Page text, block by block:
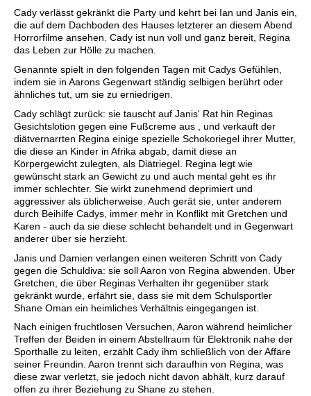
Cady verlässt gekränkt die Party und kehrt bei Ian und Janis ein,
die auf dem Dachboden des Hauses letzterer an diesem Abend
Horrorfilme ansehen. Cady ist nun voll und ganz bereit, Regina
das Leben zur Hölle zu machen.
Genannte spielt in den folgenden Tagen mit Cadys Gefühlen,
indem sie in Aarons Gegenwart ständig selbigen berührt oder
ähnliches tut, um sie zu erniedrigen.
Cady schlägt zurück: sie tauscht auf Janis' Rat hin Reginas
Gesichtslotion gegen eine Fußcreme aus , und verkauft der
diätvernarrten Regina einige spezielle Schokoriegel ihrer Mutter,
die diese an Kinder in Afrika abgab, damit diese an
Körpergewicht zulegten, als Diätriegel. Regina legt wie
gewünscht stark an Gewicht zu und auch mental geht es ihr
immer schlechter. Sie wirkt zunehmend deprimiert und
aggressiver als üblicherweise. Auch gerät sie, unter anderem
durch Beihilfe Cadys, immer mehr in Konflikt mit Gretchen und
Karen - auch da sie diese schlecht behandelt und in Gegenwart
anderer über sie herzieht.
Janis und Damien verlangen einen weiteren Schritt von Cady
gegen die Schuldiva: sie soll Aaron von Regina abwenden. Über
Gretchen, die über Reginas Verhalten ihr gegenüber stark
gekränkt wurde, erfährt sie, dass sie mit dem Schulsportler
Shane Oman ein heimliches Verhältnis eingegangen ist.
Nach einigen fruchtlosen Versuchen, Aaron während heimlicher
Treffen der Beiden in einem Abstellraum für Elektronik nahe der
Sporthalle zu leiten, erzählt Cady ihm schließlich von der Affäre
seiner Freundin. Aaron trennt sich daraufhin von Regina, was
diese zwar verletzt, sie jedoch nicht davon abhält, kurz darauf
offen zu ihrer Beziehung zu Shane zu stehen.